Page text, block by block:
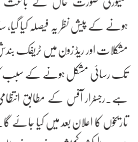
ہونے کے پیش نظر یہ فیصلہ کیا گیا،
مشکلات اور ریڈ زون میں
تک رسائی مشکل ہونے کے سبب
ہے۔رجسٹرار آفس کے مطابق انتظامی
تاریخوں کا اعلان بعد میں کیا